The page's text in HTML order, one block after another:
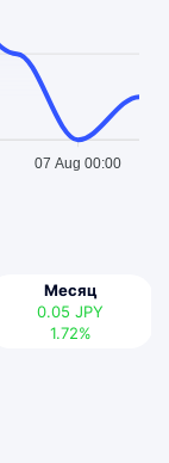
07 Aug 00:00
Месяц
0.05 JPY
1.72%